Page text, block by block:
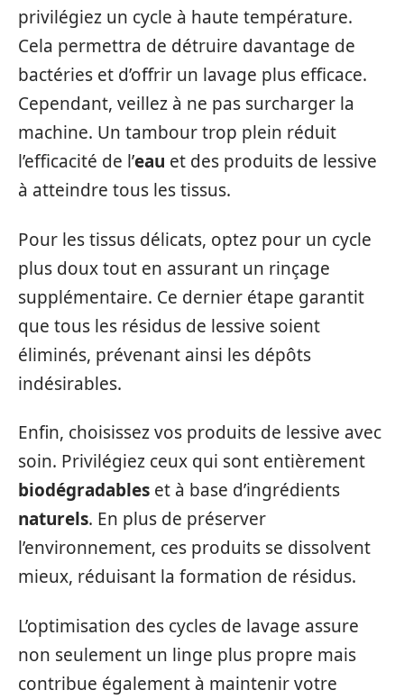
privilégiez un cycle à haute température.
Cela permettra de détruire davantage de
bactéries et d’offrir un lavage plus efficace.
Cependant, veillez à ne pas surcharger la
machine. Un tambour trop plein réduit
l’efficacité de l’eau et des produits de lessive
à atteindre tous les tissus.
Pour les tissus délicats, optez pour un cycle
plus doux tout en assurant un rinçage
supplémentaire. Ce dernier étape garantit
que tous les résidus de lessive soient
éliminés, prévenant ainsi les dépôts
indésirables.
Enfin, choisissez vos produits de lessive avec
soin. Privilégiez ceux qui sont entièrement
biodégradables et à base d’ingrédients
naturels. En plus de préserver
l’environnement, ces produits se dissolvent
mieux, réduisant la formation de résidus.
L’optimisation des cycles de lavage assure
non seulement un linge plus propre mais
contribue également à maintenir votre